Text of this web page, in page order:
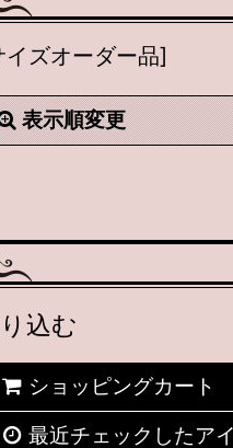
イズオーダー品]
表示順変更
込む
ショッピングカート
最近チェックしたア